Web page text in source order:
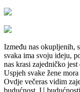
Između nas okupljenih,
svaka ima svoju ideju,
nas krasi zajedničko jest
Uspjeh svake žene
Ovdje večeras vidim
budućnost. U